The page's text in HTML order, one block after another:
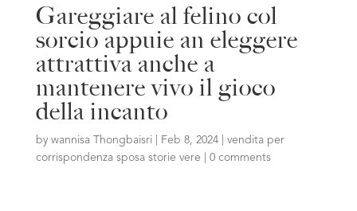
Gareggiare al felino col
sorcio appuie an eleggere
attrattiva anche a
mantenere vivo il gioco
della incanto
by wannisa Thongbaisri Feb 8, 2024| vendita per
corrispondenza sposa storie vere
0 comments